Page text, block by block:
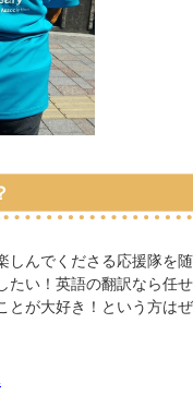
しんでくださる応援隊を随
たい！英語の翻訳なら任せ
とが大好き！という方はぜ